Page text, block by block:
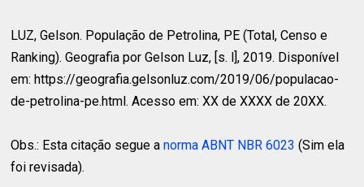
LUZ, Gelson. População de Petrolina, PE (Total, Censo e
Ranking). Geografia por Gelson Luz, [s. l], 2019. Disponível
em: https://geografia.gelsonluz.com/2019/06/populacao-
de-petrolina-pe.html. Acesso em: XX de XXXX de 20XX.
Obs.: Esta citação segue anorma ABNT NBR 6023 (Sim ela
foi revisada).